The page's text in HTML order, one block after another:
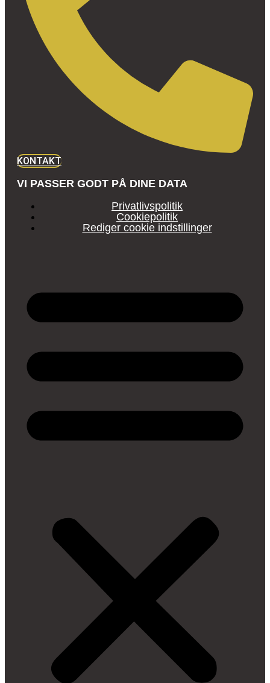
KONTAKT
VI PASSER GODT PÅ DINE DATA
Privatlivspolitik
Cookiepolitik
Rediger cookie indstillinger